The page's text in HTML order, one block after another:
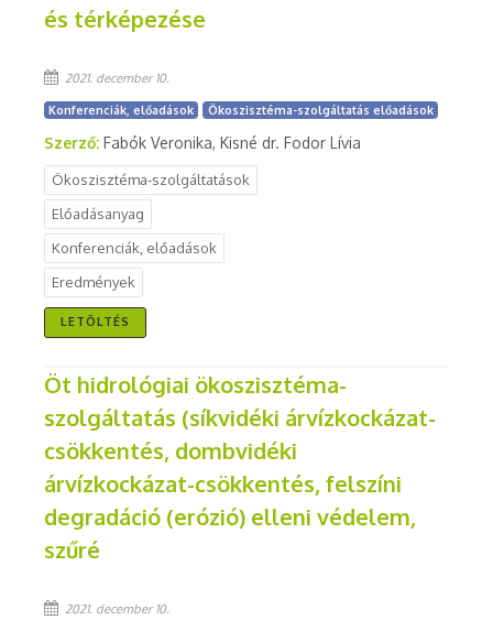
és térképezése
2021. december 10.
Konferenciák, előadások Ökoszisztéma-szolgáltatás előadások
Szerző: Fabók Veronika, Kisné dr. Fodor Lívia
Ökoszisztéma-szolgáltatások
Előadásanyag
Konferenciák, előadások
Eredmények
LETÖLTÉS
Öt hidrológiai ökoszisztéma-
szolgáltatás (síkvidéki árvízkockázat-
csökkentés, dombvidéki
árvízkockázat-csökkentés, felszíni
degradáció (erózió) elleni védelem,
szűré
2021. december 10.